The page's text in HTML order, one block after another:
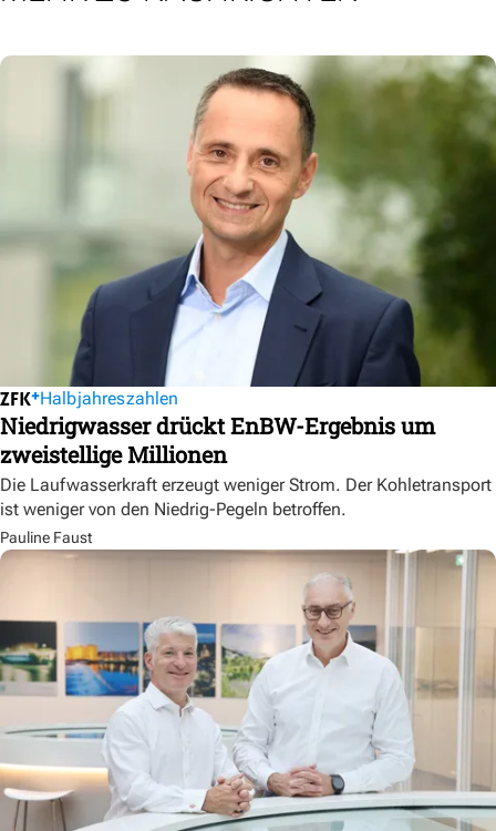
Halbjahreszahlen
Niedrigwasser drückt EnBW-Ergebnis um
zweistellige Millionen
Die Laufwasserkraft erzeugt weniger Strom. Der Kohletransport
ist weniger von den Niedrig-Pegeln betroffen.
Pauline Faust